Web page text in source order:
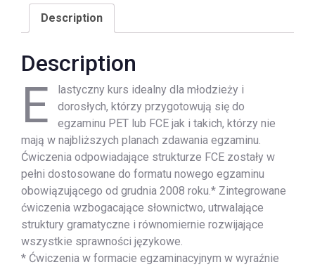
Description
Description
E
lastyczny kurs idealny dla młodzieży i
dorosłych, którzy przygotowują się do
egzaminu PET lub FCE jak i takich, którzy nie
mają w najbliższych planach zdawania egzaminu.
Ćwiczenia odpowiadające strukturze FCE zostały w
pełni dostosowane do formatu nowego egzaminu
obowiązującego od grudnia 2008 roku.* Zintegrowane
ćwiczenia wzbogacające słownictwo, utrwalające
struktury gramatyczne i równomiernie rozwijające
wszystkie sprawności językowe.
* Ćwiczenia w formacie egzaminacyjnym w wyraźnie